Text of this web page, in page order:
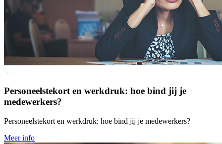
Personeelstekort en werkdruk: hoe bind jij je
medewerkers?
Personeelstekort en werkdruk: hoe bind jij je medewerkers?
Meer info